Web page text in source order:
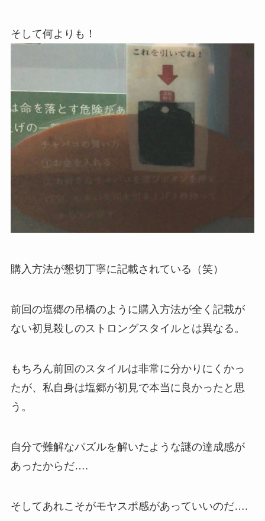
そして何よりも！
購入方法が懇切丁寧に記載されている（笑）
前回の塩郷の吊橋のように購入方法が全く記載が
ない初見殺しのストロングスタイルとは異なる。
もちろん前回のスタイルは非常に分かりにくかっ
たが、私自身は塩郷が初見で本当に良かったと思
う。
自分で難解なパズルを解いたような謎の達成感が
あったからだ….
そしてあれこそがモヤスポ感があっていいのだ….